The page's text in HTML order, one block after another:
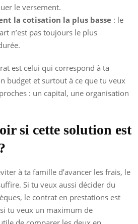
le versement.
la cotisation la plus basse : le
n’est pas toujours le plus
est celui qui correspond à ta
budget et surtout à ce que tu veux
: un capital, une organisation
si cette solution est
à ta famille d’avancer les frais, le
Si tu veux aussi décider du
le contrat en prestations est
tu veux un maximum de